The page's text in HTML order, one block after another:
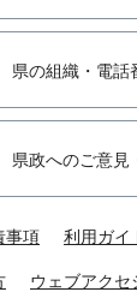
県の組織・電話
県政へのご意見
事項 利用ガイ
ウェブアクセ